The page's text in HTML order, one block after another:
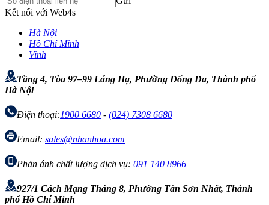
Kết nối với Web4s
Hà Nội
Hồ Chí Minh
Vinh
Tầng 4, Tòa 97–99 Láng Hạ, Phường Đống Đa, Thành phố
Hà Nội
Điện thoại:1900 6680 - (024) 7308 6680
Email: sales@nhanhoa.com
Phản ánh chất lượng dịch vụ: 091 140 8966
927/1 Cách Mạng Tháng 8, Phường Tân Sơn Nhất, Thành
phố Hồ Chí Minh